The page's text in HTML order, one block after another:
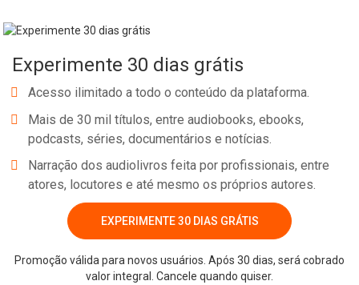
Experimente 30 dias grátis
Acesso ilimitado a todo o conteúdo da plataforma.
Mais de 30 mil títulos, entre audiobooks, ebooks,
podcasts, séries, documentários e notícias.
Narração dos audiolivros feita por profissionais, entre
atores, locutores e até mesmo os próprios autores.
EXPERIMENTE 30 DIAS GRÁTIS
Promoção válida para novos usuários. Após 30 dias, será cobrado
valor integral. Cancele quando quiser.